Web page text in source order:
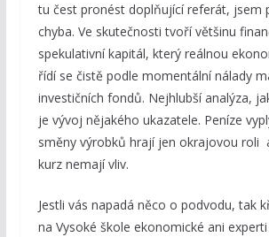
tu čest pronést doplňující referát, jsem
chyba. Ve skutečnosti tvoří většinu
spekulativní kapitál, který reálnou
řídí se čistě podle momentální nálady
investičních fondů. Nejhlubší analýza,
je vývoj nějakého ukazatele. Peníze
směny výrobků hrají jen okrajovou roli
kurz nemají vliv.
Jestli vás napadá něco o podvodu, tak
na Vysoké škole ekonomické ani